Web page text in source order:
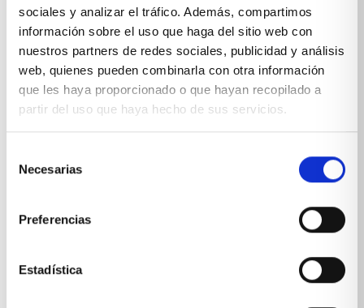
sociales y analizar el tráfico. Además, compartimos
información sobre el uso que haga del sitio web con
nuestros partners de redes sociales, publicidad y análisis
web, quienes pueden combinarla con otra información
que les haya proporcionado o que hayan recopilado a
partir del uso que haya hecho de sus servicios.
Necesarias
Preferencias
Estadística
Inicio
Blog
Reseñas Google
SOLICITA UNA CITA
Cocinas a medida